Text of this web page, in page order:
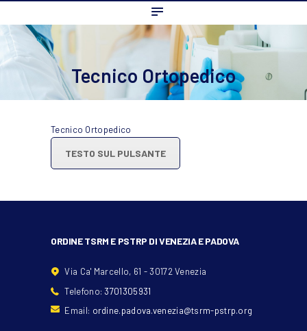
Tecnico Ortopedico
L’ordine
Ambito Professionale
Formazione
Contatti
Tecnico Ortopedico
TESTO SUL PULSANTE
ORDINE TSRM E PSTRP DI VENEZIA E PADOVA
Via Ca' Marcello, 61 - 30172 Venezia
Telefono:3701305931
Email: ordine.padova.venezia@tsrm-pstrp.org